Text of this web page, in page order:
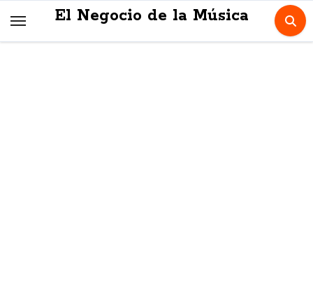
El Negocio de la Música